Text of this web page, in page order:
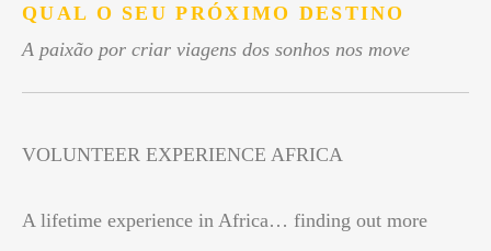
QUAL O SEU PRÓXIMO DESTINO
A paixão por criar viagens dos sonhos nos move
VOLUNTEER EXPERIENCE AFRICA
A lifetime experience in Africa… finding out more